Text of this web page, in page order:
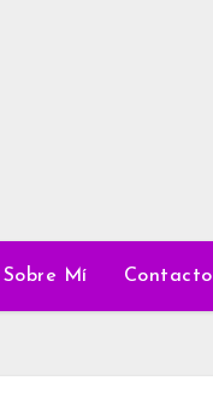
Sobre Mí Contacto